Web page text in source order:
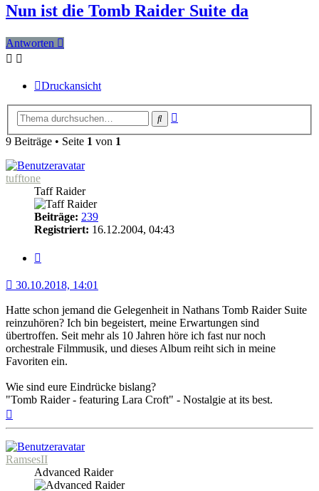
Nun ist die Tomb Raider Suite da
Antworten
Druckansicht
Suche
9 Beiträge • Seite 1 von 1
tufftone
Taff Raider
Beiträge: 239
Registriert: 16.12.2004, 04:43
30.10.2018, 14:01
Hatte schon jemand die Gelegenheit in Nathans Tomb Raider Suite
reinzuhören? Ich bin begeistert, meine Erwartungen sind
übertroffen. Seit mehr als 10 Jahren höre ich fast nur noch
orchestrale Filmmusik, und dieses Album reiht sich in meine
Favoriten ein.
Wie sind eure Eindrücke bislang?
"Tomb Raider - featuring Lara Croft" - Nostalgie at its best.
RamsesII
Advanced Raider